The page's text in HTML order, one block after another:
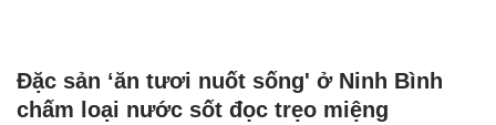
Đặc sản ‘ăn tươi nuốt sống' ở Ninh Bình
chấm loại nước sốt đọc trẹo miệng